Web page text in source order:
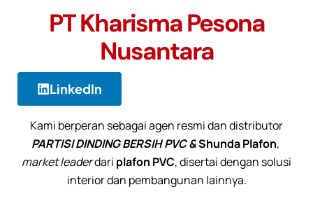
PT Kharisma Pesona
Nusantara
LinkedIn
Kami berperan sebagai agen resmi dan distributor
PARTISI DINDING BERSIH PVC &Shunda Plafon,
market leaderdari plafon PVC, disertai dengan solusi
interior dan pembangunan lainnya.